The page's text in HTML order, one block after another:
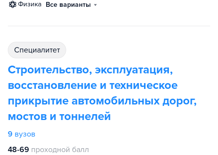
физика Все варианты
специалитет
Строительство, эксплуатация,
восстановление и техническое
прикрытие автомобильных дорог,
мостов и тоннелей
9 вузов
48-69 проходной балл